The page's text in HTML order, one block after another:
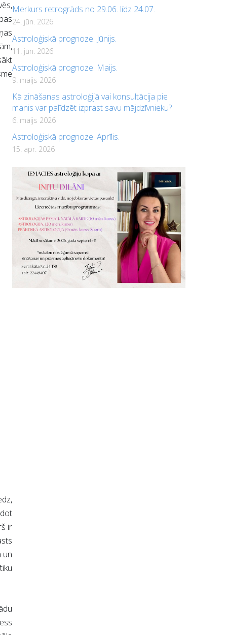
Merkurs retrogrāds no 29.06. līdz 24.07.
24. jūn. 2026
Astroloģiskā prognoze. Jūnijs.
11. jūn. 2026
Astroloģiskā prognoze. Maijs.
9. maijs 2026
Kā zināšanas astroloģijā vai konsultācija pie
manis var palīdzēt izprast savu mājdzīvnieku?
6. maijs 2026
Astroloģiskā prognoze. Aprīlis.
15. apr. 2026
ir
un